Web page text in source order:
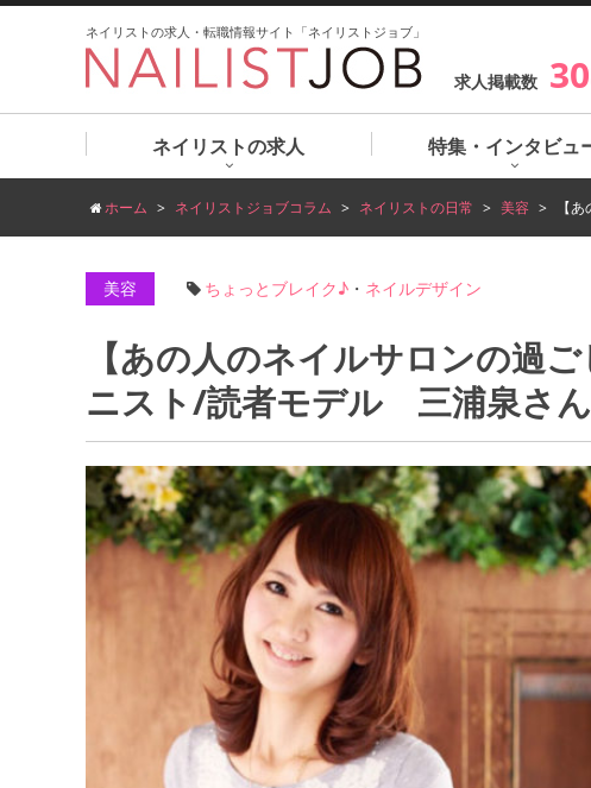
ネイリストの求人・転職情報サイト「ネイリストジョブ」
求人掲載数
ネイリストの求人 特集・インタビュ
ホーム ネイリストジョブコラム ネイリストの日常 美容 【
美容 ちょっとブレイク♪ ・ ネイルデザイン
【あの人のネイルサロンの過
ニスト/読者モデル 三浦泉さん